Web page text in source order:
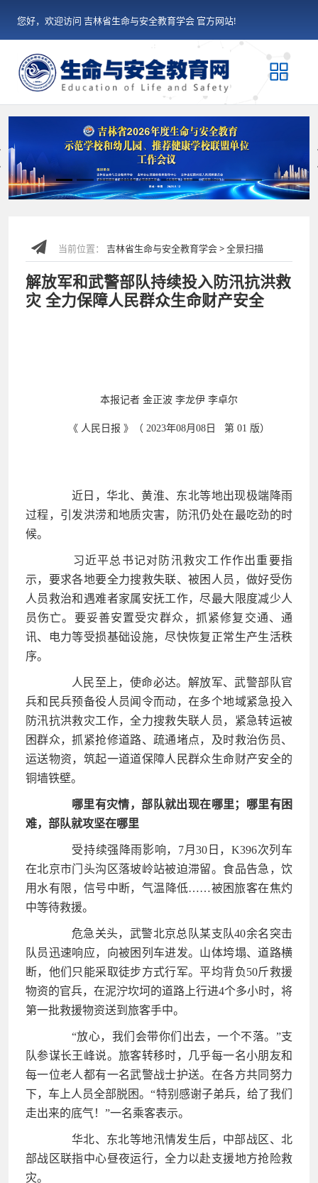
您好，欢迎访问 吉林省生命与安全教育学会 官方网站!
当前位置： 吉林省生命与安全教育学会 > 全景扫描
解放军和武警部队持续投入防汛抗洪救
灾 全力保障人民群众生命财产安全
本报记者 金正波 李龙伊 李卓尔
《 人民日报 》（ 2023年08月08日 第 01 版）
近日，华北、黄淮、东北等地出现极端降雨
过程，引发洪涝和地质灾害，防汛仍处在最吃劲的时
候。
习近平总书记对防汛救灾工作作出重要指
示，要求各地要全力搜救失联、被困人员，做好受伤
人员救治和遇难者家属安抚工作，尽最大限度减少人
员伤亡。要妥善安置受灾群众，抓紧修复交通、通
讯、电力等受损基础设施，尽快恢复正常生产生活秩
序。
人民至上，使命必达。解放军、武警部队官
兵和民兵预备役人员闻令而动，在多个地域紧急投入
防汛抗洪救灾工作，全力搜救失联人员，紧急转运被
困群众，抓紧抢修道路、疏通堵点，及时救治伤员、
运送物资，筑起一道道保障人民群众生命财产安全的
铜墙铁壁。
哪里有灾情，部队就出现在哪里；哪里有困
难，部队就攻坚在哪里
受持续强降雨影响，7月30日，K396次列车
在北京市门头沟区落坡岭站被迫滞留。食品告急，饮
用水有限，信号中断，气温降低……被困旅客在焦灼
中等待救援。
危急关头，武警北京总队某支队40余名突击
队员迅速响应，向被困列车进发。山体垮塌、道路横
断，他们只能采取徒步方式行军。平均背负50斤救援
物资的官兵，在泥泞坎坷的道路上行进4个多小时，将
第一批救援物资送到旅客手中。
“放心，我们会带你们出去，一个不落。”支
队参谋长王峰说。旅客转移时，几乎每一名小朋友和
每一位老人都有一名武警战士护送。在各方共同努力
下，车上人员全部脱困。“特别感谢子弟兵，给了我们
走出来的底气！”一名乘客表示。
华北、东北等地汛情发生后，中部战区、北
部战区联指中心昼夜运行，全力以赴支援地方抢险救
灾。